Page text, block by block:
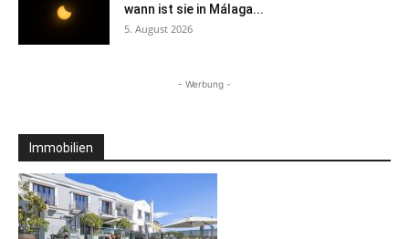
wann ist sie in Málaga...
5. August 2026
- Werbung -
Immobilien